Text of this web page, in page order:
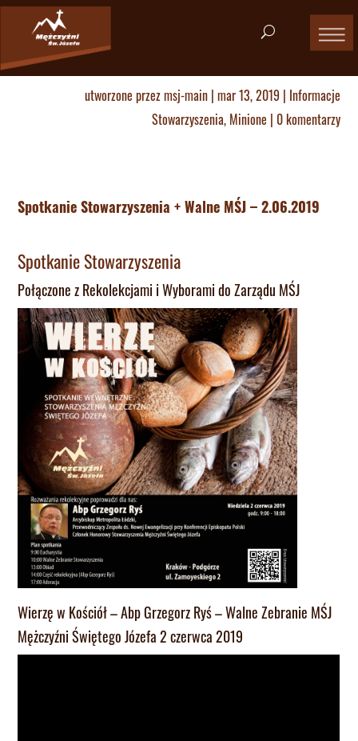
utworzone przezmsj-main| mar 13, 2019| Informacje
Stowarzyszenia, Minione | 0 komentarzy
Spotkanie Stowarzyszenia + Walne MŚJ – 2.06.2019
Spotkanie Stowarzyszenia
Połączone z Rekolekcjami i Wyborami do Zarządu MŚJ
Wierzę w Kościół – Abp Grzegorz Ryś – Walne Zebranie MŚJ
Mężczyźni Świętego Józefa 2 czerwca 2019